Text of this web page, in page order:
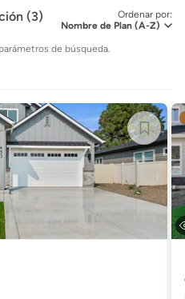
Ordenar por:
(3)
de búsqueda.